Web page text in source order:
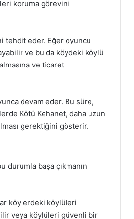
koruma görevini
tehdit eder. Eğer oyuncu
ve bu da köydeki köylü
ve ticaret
devam eder. Bu süre,
Kötü Kehanet, daha uzun
gerektiğini gösterir.
başa çıkmanın
köylerdeki köylüleri
veya köylüleri güvenli bir